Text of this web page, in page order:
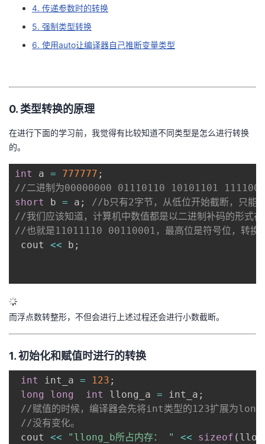
客
论
的
子
我
直
播
的
活
动
我
的
关
注
堂
课
程
的
认
证
我
的
实
验
我
的
收
藏
的
术
支
持
我
云
声
建
议
4. 传递参数时的转换
5. 强制类型转换
6. 使用auto让编译器自己推断变量类型
0. 类型转换的原理
在进行下面的学习前，我觉得有比较知道不同类型是怎么进行转换
的。
int a = 777777 ;
//二进制为00000000 01110110 10101101
short
b = a ;
//b只有2字节，从低位开始截断，只
//我们应该知道，计算机中数值都是以二进制补码的形
//也就是11011110 00110001，最高位是符号位，转换
cout << b ;
而浮点数转整形，不但会进行上述过程还会进行小数截断。
1. 初始化和赋值时进行的转换
int int_a = 123 ;
long
long int llong_a = int_a ;
//赋值的时候，编译器会先将int类型的123扩展为
//没有变化。
cout << "llong_b所占内存： " << sizeof (